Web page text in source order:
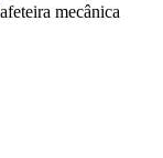
mecânica